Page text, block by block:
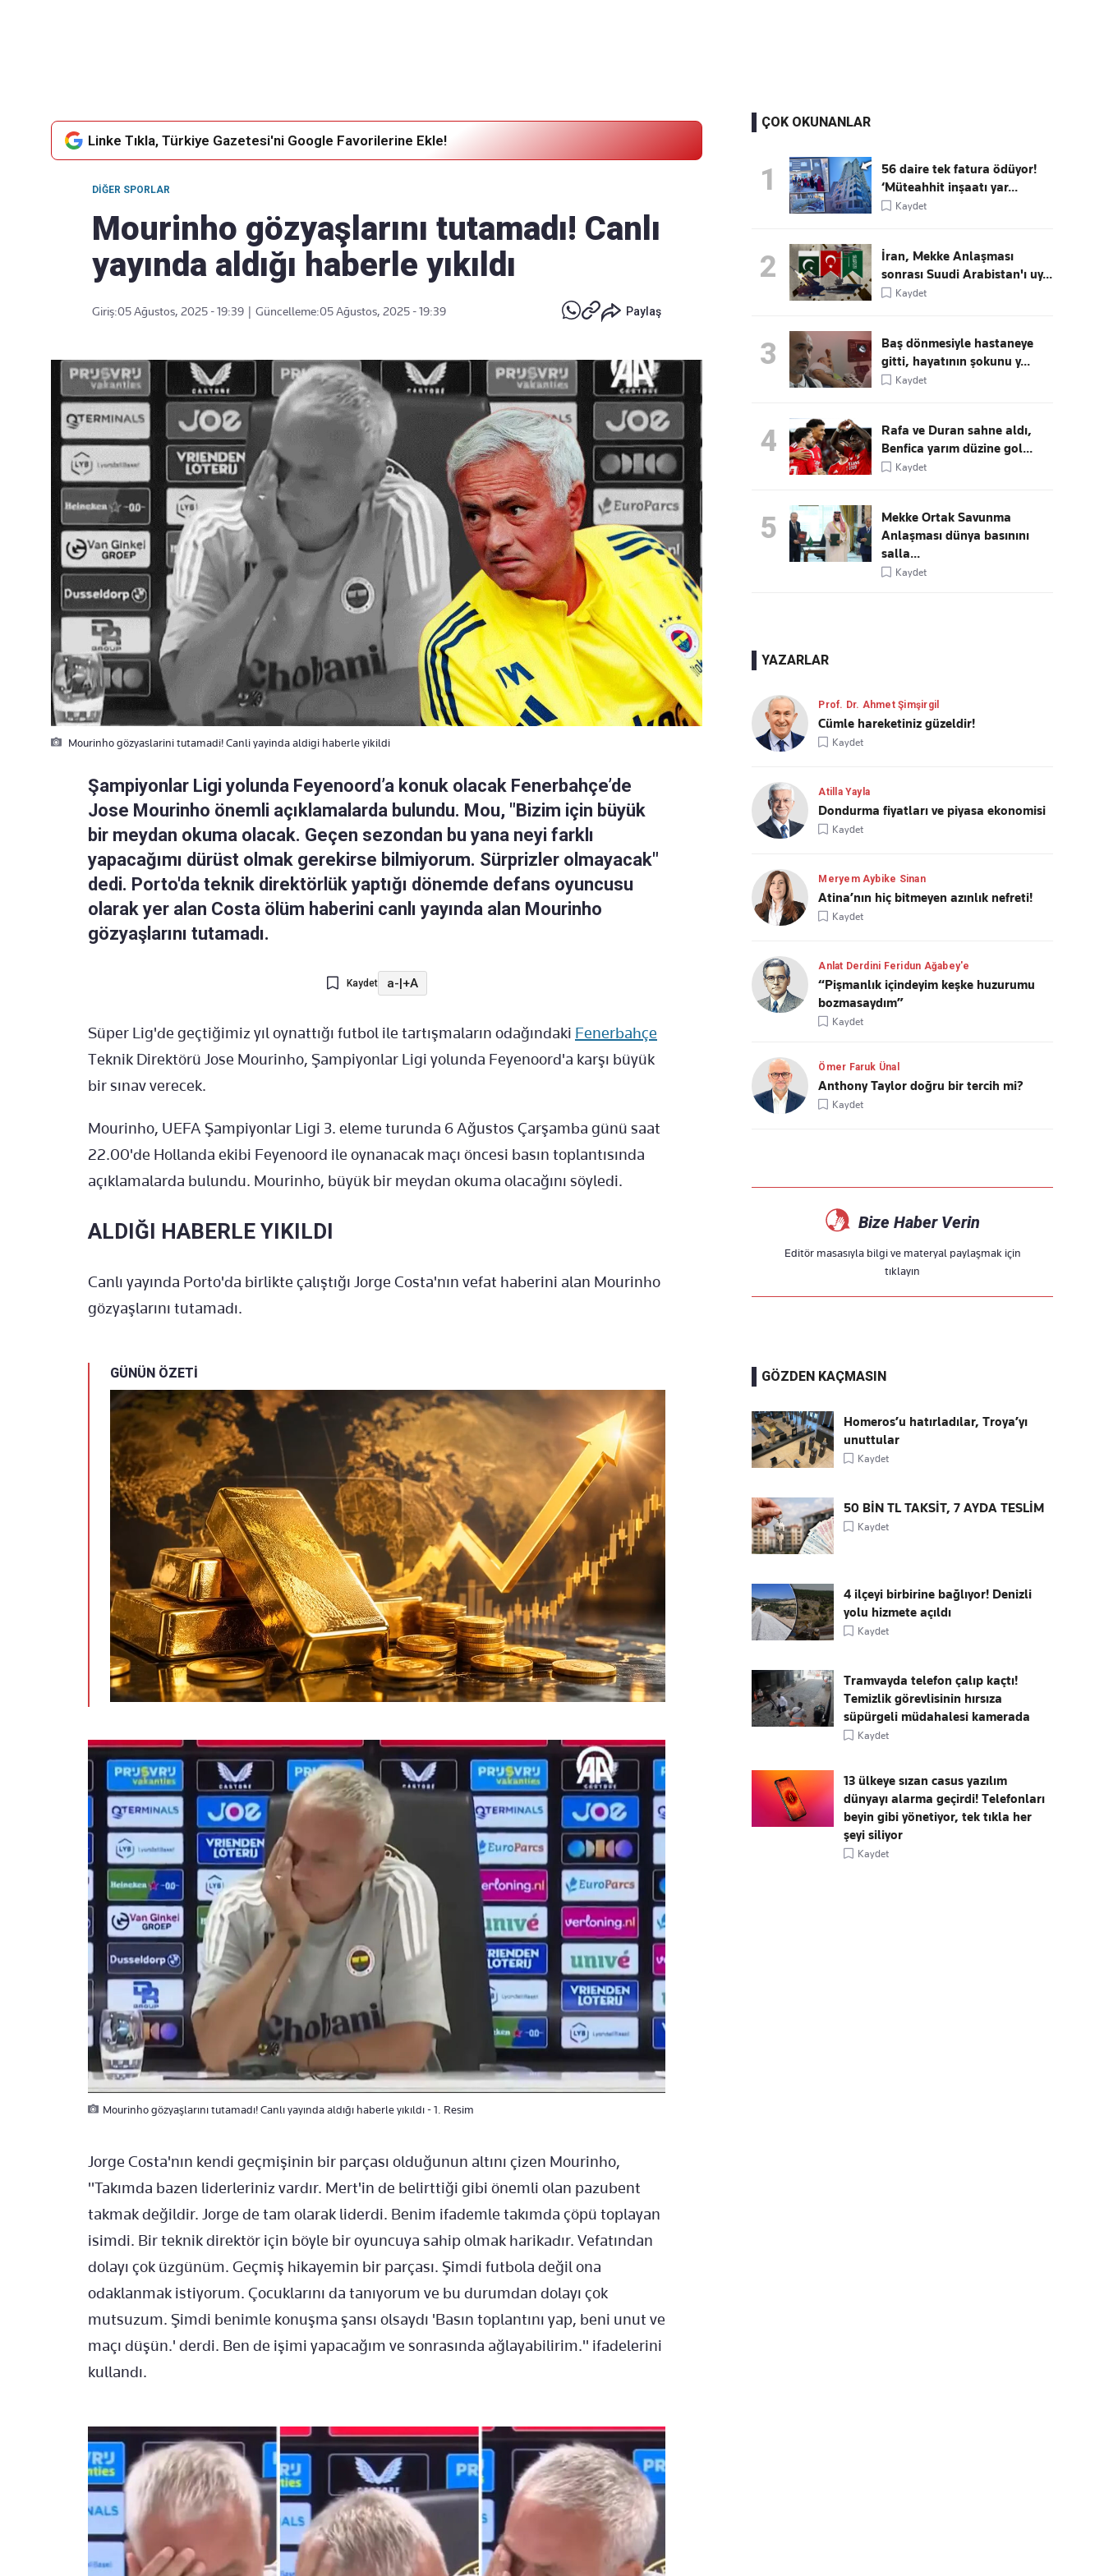
Linke Tıkla, Türkiye Gazetesi'ni Google Favorilerine Ekle!
DIĞER SPORLAR
Mourinho gözyaşlarını tutamadı! Canlı
yayında aldığı haberle yıkıldı
Giriş:05 Ağustos, 2025 - 19:39 Güncelleme:05 Ağustos, 2025 - 19:39 Paylaş
Mourinho gözyaslarini tutamadi! Canli yayinda aldigi haberle yikildi
Şampiyonlar Ligi yolunda Feyenoord’a konuk olacak Fenerbahçe’de
Jose Mourinho önemli açıklamalarda bulundu. Mou, "Bizim için büyük
bir meydan okuma olacak. Geçen sezondan bu yana neyi farklı
yapacağımı dürüst olmak gerekirse bilmiyorum. Sürprizler olmayacak"
dedi. Porto'da teknik direktörlük yaptığı dönemde defans oyuncusu
olarak yer alan Costa ölüm haberini canlı yayında alan Mourinho
gözyaşlarını tutamadı.
Kaydet a-|+A
Süper Lig'de geçtiğimiz yıl oynattığı futbol ile tartışmaların odağındaki Fenerbahçe
Teknik Direktörü Jose Mourinho, Şampiyonlar Ligi yolunda Feyenoord'a karşı büyük
bir sınav verecek.
Mourinho, UEFA Şampiyonlar Ligi 3. eleme turunda 6 Ağustos Çarşamba günü saat
22.00'de Hollanda ekibi Feyenoord ile oynanacak maçı öncesi basın toplantısında
açıklamalarda bulundu. Mourinho, büyük bir meydan okuma olacağını söyledi.
ALDIĞI HABERLE YIKILDI
Canlı yayında Porto'da birlikte çalıştığı Jorge Costa'nın vefat haberini alan Mourinho
gözyaşlarını tutamadı.
GÜNÜN ÖZETİ
Mourinho gözyaşlarını tutamadı! Canlı yayında aldığı haberle yıkıldı - 1. Resim
Jorge Costa'nın kendi geçmişinin bir parçası olduğunun altını çizen Mourinho,
"Takımda bazen liderleriniz vardır. Mert'in de belirttiği gibi önemli olan pazubent
takmak değildir. Jorge de tam olarak liderdi. Benim ifademle takımda çöpü toplayan
isimdi. Bir teknik direktör için böyle bir oyuncuya sahip olmak harikadır. Vefatından
dolayı çok üzgünüm. Geçmiş hikayemin bir parçası. Şimdi futbola değil ona
odaklanmak istiyorum. Çocuklarını da tanıyorum ve bu durumdan dolayı çok
mutsuzum. Şimdi benimle konuşma şansı olsaydı 'Basın toplantını yap, beni unut ve
maçı düşün.' derdi. Ben de işimi yapacağım ve sonrasında ağlayabilirim." ifadelerini
kullandı.
ÇOK OKUNANLAR
1
56 daire tek fatura ödüyor!
‘Müteahhit inşaatı yar...
Kaydet
2
İran, Mekke Anlaşması
sonrası Suudi Arabistan'ı uy...
Kaydet
3
Baş dönmesiyle hastaneye
gitti, hayatının şokunu y...
Kaydet
4
Rafa ve Duran sahne aldı,
Benfica yarım düzine gol...
Kaydet
5
Mekke Ortak Savunma
Anlaşması dünya basınını
salla...
Kaydet
YAZARLAR
Prof. Dr. Ahmet Şimşirgil
Cümle hareketiniz güzeldir!
Kaydet
Atilla Yayla
Dondurma fiyatları ve piyasa ekonomisi
Kaydet
Meryem Aybike Sinan
Atina’nın hiç bitmeyen azınlık nefreti!
Kaydet
Anlat Derdini Feridun Ağabey'e
“Pişmanlık içindeyim keşke huzurumu
bozmasaydım”
Kaydet
Ömer Faruk Ünal
Anthony Taylor doğru bir tercih mi?
Kaydet
Bize Haber Verin
Editör masasıyla bilgi ve materyal paylaşmak için
tıklayın
GÖZDEN KAÇMASIN
Homeros’u hatırladılar, Troya’yı
unuttular
Kaydet
50 BİN TL TAKSİT, 7 AYDA TESLİM
Kaydet
4 ilçeyi birbirine bağlıyor! Denizli
yolu hizmete açıldı
Kaydet
Tramvayda telefon çalıp kaçtı!
Temizlik görevlisinin hırsıza
süpürgeli müdahalesi kamerada
Kaydet
13 ülkeye sızan casus yazılım
dünyayı alarma geçirdi! Telefonları
beyin gibi yönetiyor, tek tıkla her
şeyi siliyor
Kaydet